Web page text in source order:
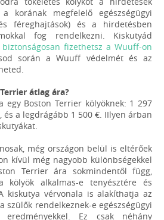
korának megfelelő egészségügyi
féreghajtások) és a hirdetésben
fog rendelkezni. Kiskutyád
biztonságosan fizethetsz a Wuuff-on
során a Wuuff védelmét és az
átlag ára?
egy Boston Terrier kölyöknek: 1 297
és a legdrágább 1 500 €. IIlyen árban
még országon belül is eltérőek
kívül még nagyobb különbségekkel
Terrier ára sokmindentől függ,
alkalmas-e tenyésztére és
kiskutya vérvonala is alakíthatja az
szülők rendelkeznek-e egészségügyi
eredményekkel. Ez csak néhány